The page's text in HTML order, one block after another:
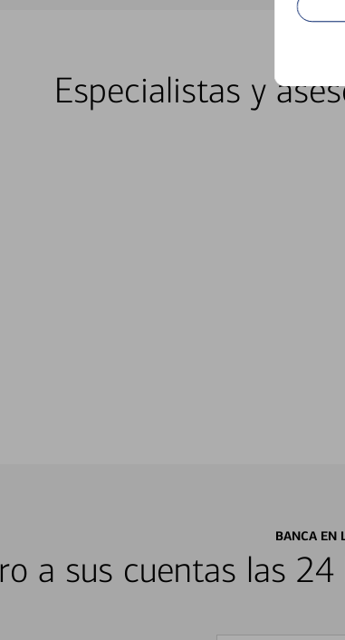
Especialistas y
BANCA EN
a sus cuentas las